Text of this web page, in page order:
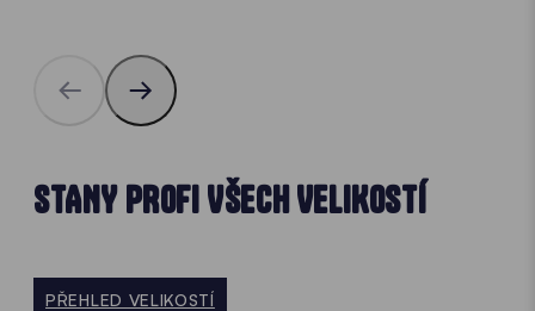
STANY PROFI VŠECH VELIKOSTÍ
PŘEHLED VELIKOSTÍ